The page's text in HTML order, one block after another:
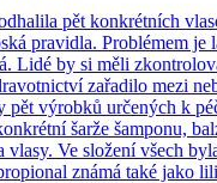
pět konkrétních
pravidla. Problémem je
Lidé by si měli
zařadilo mezi
pět výrobků určených k
šarže šamponu,
vlasy. Ve složení všech
známá také jako